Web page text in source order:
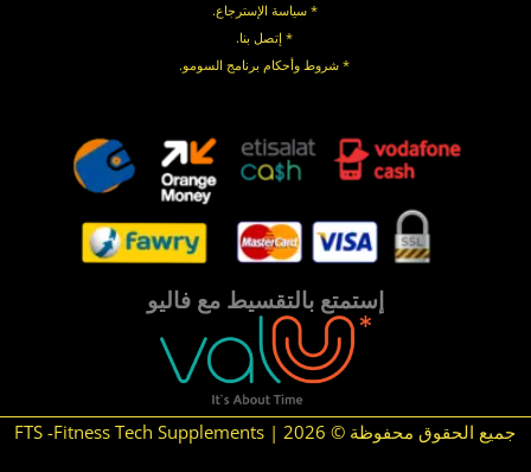
*سياسة الإسترجاع.
* إتصل بنا.
* شروط وأحكام برنامج السومو.
إستمتع بالتقسيط مع فاليو
جميع الحقوق محفوظة © 2026 | FTS -Fitness Tech Supplements